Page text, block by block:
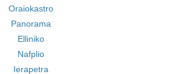
Oraiokastro
Panorama
Elliniko
Nafplio
Ierapetra